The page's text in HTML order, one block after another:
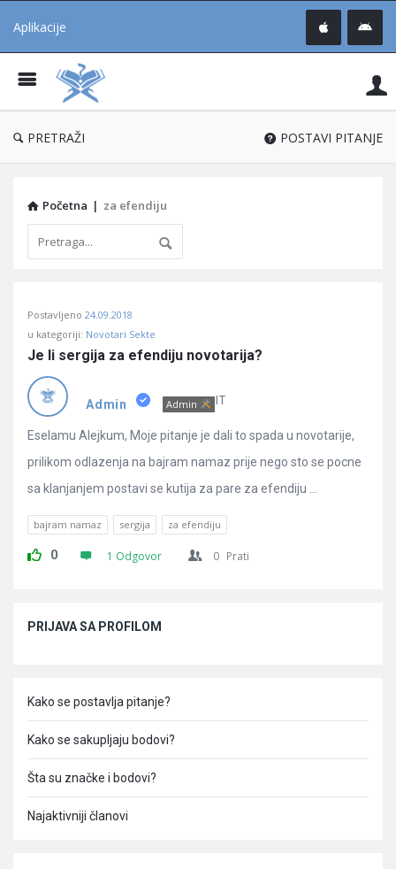
Aplikacije
®
PRETRAŽI POSTAVI PITANJE
Početna | za efendiju
Učene
Latest
Pitanja
Postavljeno 24.09.2018
u kategoriji: Novotari Sekte
Je li sergija za efendiju novotarija?
Admin Admin IT
Eselamu Alejkum, Moje pitanje je dali to spada u novotarije,
prilikom odlazenja na bajram namaz prije nego sto se pocne
sa klanjanjem postavi se kutija za pare za efendiju ...
bajram namaz sergija za efendiju
0 1 Odgovor 0 Prati
PRIJAVA SA PROFILOM
Kako se postavlja pitanje?
Kako se sakupljaju bodovi?
Šta su značke i bodovi?
Najaktivniji članovi